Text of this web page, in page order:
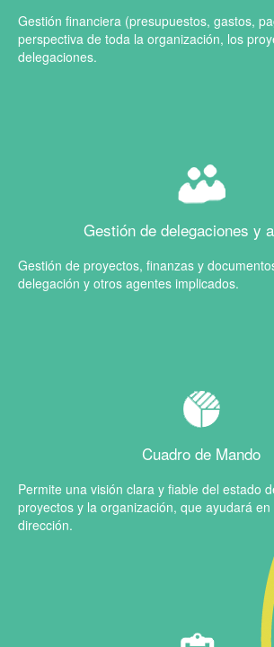
Gestión financiera (presupuestos, gastos,
perspectiva de toda la organización, los
delegaciones.
Gestión de delegaciones y
Gestión de proyectos, finanzas y
delegación y otros agentes implicados.
Cuadro de Mando
Permite una visión clara y fiable del estado
proyectos y la organización, que ayudará
dirección.